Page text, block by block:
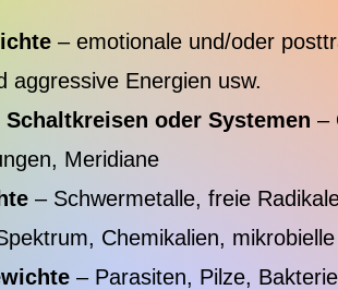
– emotionale und/oder
aggressive Energien usw.
oder Systemen –
Meridiane
– Schwermetalle, freie
Chemikalien, mikrobielle
– Parasiten, Pilze,